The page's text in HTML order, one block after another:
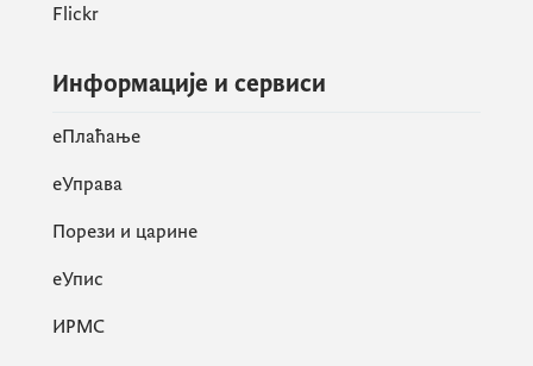
Flickr
Информације и сервиси
eПлаћање
еУправа
Порези и царине
eУпис
ИРМС